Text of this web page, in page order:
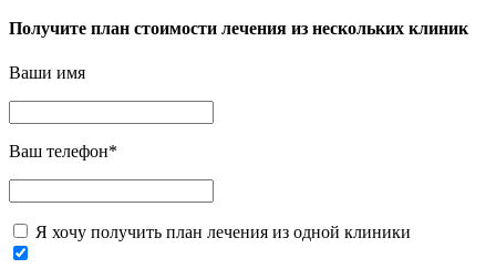
Получите план стоимости лечения из нескольких клиник
Ваши имя
Ваш телефон*
Я хочу получить план лечения из одной клиники